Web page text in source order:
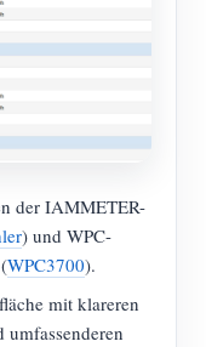
der IAMMETER-
) und WPC-
WPC3700).
mit klareren
umfassenderen